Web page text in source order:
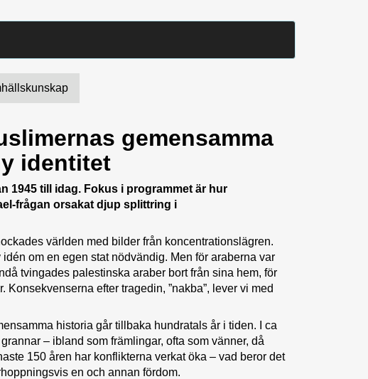
gemensamma
identitet
1945 till idag. Fokus i programmet är hur
frågan orsakat djup splittring i
världen med bilder från koncentrationslägren.
idén om en egen stat nödvändig. Men för araberna var
tvingades palestinska araber bort från sina hem, för
Konsekvenserna efter tragedin, ”nakba”, lever vi med
historia går tillbaka hundratals år i tiden. I ca
– ibland som främlingar, ofta som vänner, då
150 åren har konflikterna verkat öka – vad beror det
en och annan fördom.